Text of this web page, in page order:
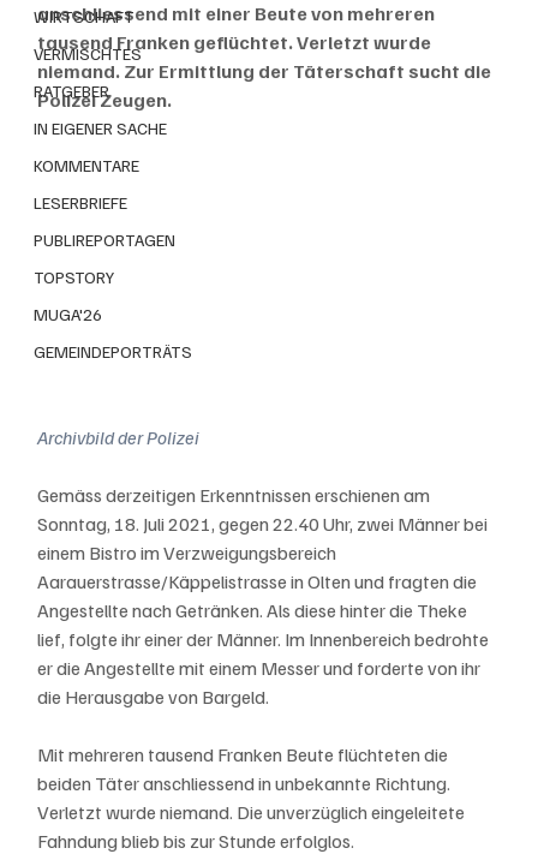
WIRTSCHAFT
VERMISCHTES
RATGEBER
IN EIGENER SACHE
KOMMENTARE
LESERBRIEFE
PUBLIREPORTAGEN
TOPSTORY
MUGA'26
GEMEINDEPORTRÄTS
anschliessend mit einer Beute von mehreren
tausend Franken geflüchtet. Verletzt wurde
niemand. Zur Ermittlung der Täterschaft sucht die
Polizei Zeugen.
Archivbild der Polizei
Gemäss derzeitigen Erkenntnissen erschienen am
Sonntag, 18. Juli 2021, gegen 22.40 Uhr, zwei Männer bei
einem Bistro im Verzweigungsbereich
Aarauerstrasse/Käppelistrasse in Olten und fragten die
Angestellte nach Getränken. Als diese hinter die Theke
lief, folgte ihr einer der Männer. Im Innenbereich bedrohte
er die Angestellte mit einem Messer und forderte von ihr
die Herausgabe von Bargeld.
Mit mehreren tausend Franken Beute flüchteten die
beiden Täter anschliessend in unbekannte Richtung.
Verletzt wurde niemand. Die unverzüglich eingeleitete
Fahndung blieb bis zur Stunde erfolglos.